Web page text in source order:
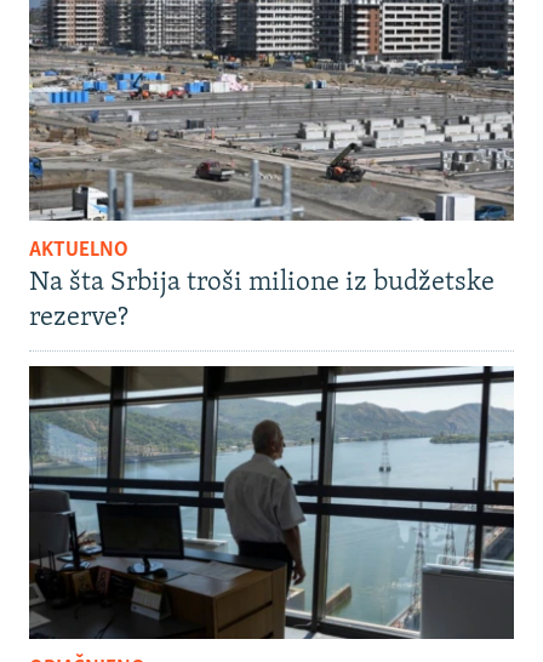
AKTUELNO
Na šta Srbija troši milione iz budžetske
rezerve?